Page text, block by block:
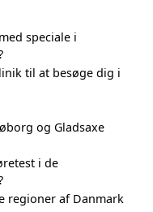
speciale i
til at besøge dig i
og Gladsaxe
i de
regioner af Danmark